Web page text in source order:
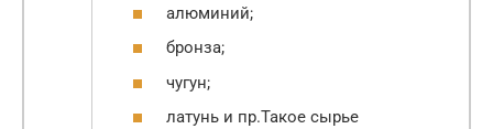
алюминий;
бронза;
чугун;
латунь и пр.Такое сырье